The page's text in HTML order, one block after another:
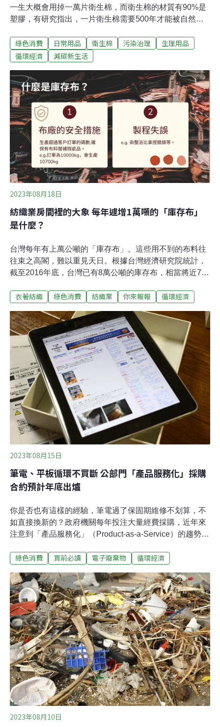
一生大概會用掉一萬片衛生棉，而衛生棉的材質有90%是
塑膠，有研究指出，一片衛生棉需要500年才能被自然分
外，我們還有其他選擇嗎？近年來月經平權逐漸被大眾所
重視，隨著戶外休閒運動興盛、環保態度提升，經期生理
品使用者多以一次性拋棄式衛生棉為最大宗，然而越來越
多人重視衛生棉材質可能引起的不適感，以及考量拋棄後
所造成的環境問題，環保生理用品的需求開始被看見。衛
生棉的構造可分為表層、內層、側邊、背膠。表層材質大
多為網狀PE或不織布，而內層主要功能是吸收經血，通常
是高分子聚合物組成的複合材質。目前市面上所見的拋棄
式衛生棉九成為塑膠材質，拋棄後所造成的廢棄物、環境
問題也不容小覷，根據研究，分解一片衛生棉約需500
年，每年約產生20萬噸廢棄物。
綠色消費 日常用品 衛生棉 污染治理
生理用品
循環經濟
減碳新生活
2023年08月18日
紡織業房間裡的大象 每年遽增1萬噸的「庫存布」
是什麼？
台灣每年有上萬公噸的「庫存布」。這些用不到的布料往
往束之高閣，難以重見天日。根據台灣經濟研究院統計，
截至2016年底，台灣已有8萬公噸的庫存布，相當將近7萬
的速度激增，如果沒有良好的解決辦法，庫存布只會越來
超過客戶訂單的碼數，確保有布料替補瑕疵品，而訂單越
大，庫存布產生越多。例如，訂單為1萬公斤，會生產1萬
700公斤。交貨時，客戶會退回不符合需求的布料，如果
布廠因此需重新啟動機器、調染劑等等，將會增加成本，
也不能保證製出的布料與原先那一批完全相同。最後沒有
成功交貨出去的布料，便成為庫存布。此外，布廠在研發
新布種時，為確保生產穩定性，一次會打樣很多種試樣
布，而不符合研發需求的布料，便成為庫存布。製程失誤
製程失誤是另一個導致庫存布的管道，可能有以下三種情
況。1. 染整製程中顏料比例造成染出來顏色
衣著紡織 綠色消費 紡織業 你來報報 循環經濟
2023年08月15日
筆電、平板循環不買斷 公部門「產品服務化」採購
合約預計年底出爐
你是否也有這樣的經驗，筆電過了保固期維修不划算，不
如直接換新的？政府機關每年投注大量經費採購，近年來
注意到「產品服務化」（Product-as-a-Service）的趨勢，
延伸使用壽命。環保署最快今（2023）年底將訂出公部門
壽命50%，每年降低2.67公噸電子廢棄物。「訂閱服務」
取代買斷 筆電、平板產品服務化公版契約先行根據歐盟
「循環經濟公共採購範例與指引」，循環採購指的是採購
工程、產品、服務時，向業者訂出要求，引導資源在封閉
系統中循環使用，避免負面影響。常見的要求包含使用再
生料、容易維修、負起回收責任，以及產品服務化。循環
台灣基金會倡議總監董敏筑解釋，產品服務化可以想成是
訂閱服務，例如桃園社宅中心就向業者「訂閱」逾3000部
冷氣機，業者除了供應設備，還包下管理、維修、汰換及
回收等服務，公
綠色消費 買前必讀 電子廢棄物 循環經濟
2023年08月10日